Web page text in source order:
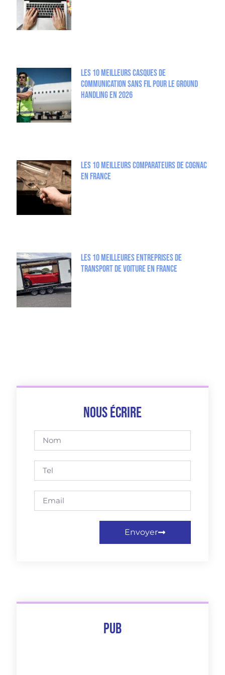
Les 10 meilleurs casques de
communication sans fil pour le Ground
Handling en 2026
Les 10 meilleurs comparateurs de Cognac
en France
Les 10 Meilleures entreprises de
Transport de Voiture en France
Nous écrire
Envoyer
Pub